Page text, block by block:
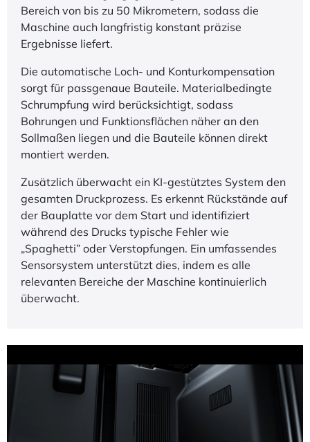
Präzision und Kontrolle auf
Industrieniveau
Der Bambu Lab X2D kann optional mit einemVision
Encoder ausgestattet werden, der mechanische
Abweichungen, wie beispielsweise
Riemendehnung, in Echtzeit ausgleicht. Dadurch
bleibt die Bewegungsgenauigkeit dauerhaft im
Bereich von bis zu 50 Mikrometern, sodass die
Maschine auch langfristig konstant präzise
Ergebnisse liefert.
Die automatische Loch- und Konturkompensation
sorgt für passgenaue Bauteile. Materialbedingte
Schrumpfung wird berücksichtigt, sodass
Bohrungen und Funktionsflächen näher an den
Sollmaßen liegen und die Bauteile können direkt
montiert werden.
der Bauplatte vor dem Start und identifiziert
während des Drucks typische Fehler wie
„Spaghetti” oder Verstopfungen. Ein umfassendes
Sensorsystem unterstützt dies, indem es alle
relevanten Bereiche der Maschine kontinuierlich